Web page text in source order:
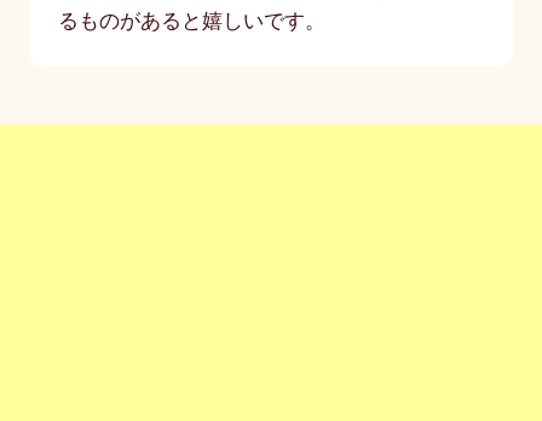
るものがあると嬉しいです。